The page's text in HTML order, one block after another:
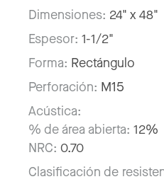
Dimensiones: 24" x 48"
Espesor: 1-1/2"
Forma: Rectángulo
Perforación: M15
Acústica:
% de área abierta: 12%
NRC: 0.70
Clasificación de